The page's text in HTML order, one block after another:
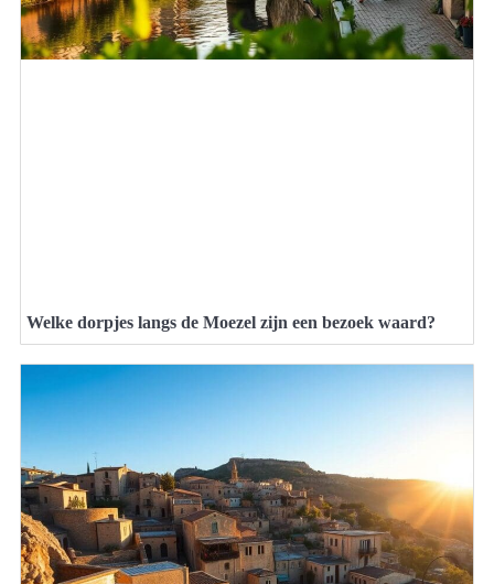
Welke dorpjes langs de Moezel zijn een bezoek waard?